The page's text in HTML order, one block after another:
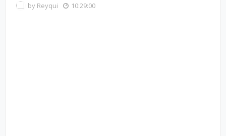
by Reyqui 10:29:00